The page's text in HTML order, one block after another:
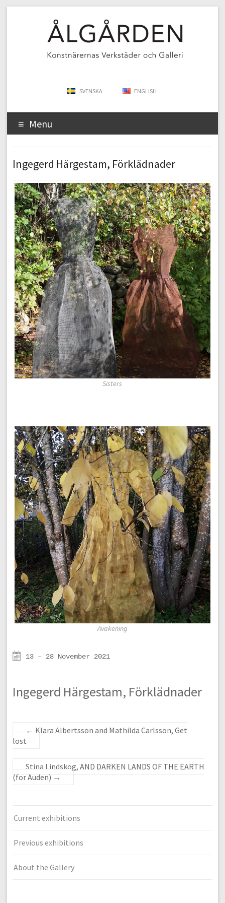
SVENSKA ENGLISH
Menu
Ingegerd Härgestam, Förklädnader
Sisters
Avakening
13 – 28 November 2021
Ingegerd Härgestam, Förklädnader
← Klara Albertsson and Mathilda Carlsson, Get
lost
Stina Lindskog, AND DARKEN LANDS OF THE EARTH
(for Auden) →
Current exhibitions
Previous exhibitions
About the Gallery